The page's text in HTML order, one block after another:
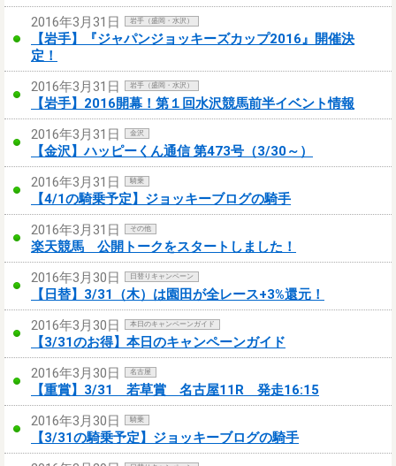
2016年3月31日
岩手（盛岡・水沢）
【岩手】『ジャパンジョッキーズカップ2016』開催決
定！
2016年3月31日
岩手（盛岡・水沢）
【岩手】2016開幕！第１回水沢競馬前半イベント情報
2016年3月31日
金沢
【金沢】ハッピーくん通信 第473号（3/30～）
2016年3月31日
騎乗
【4/1の騎乗予定】ジョッキーブログの騎手
2016年3月31日
その他
楽天競馬 公開トークをスタートしました！
2016年3月30日
日替りキャンペーン
【日替】3/31（木）は園田が全レース+3%還元！
2016年3月30日
本日のキャンペーンガイド
【3/31のお得】本日のキャンペーンガイド
2016年3月30日
名古屋
【重賞】3/31 若草賞 名古屋11R 発走16:15
2016年3月30日
騎乗
【3/31の騎乗予定】ジョッキーブログの騎手